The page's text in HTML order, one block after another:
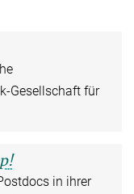
Gesellschaft für
in ihrer